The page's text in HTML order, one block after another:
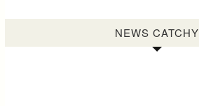
NEWS CATCHY